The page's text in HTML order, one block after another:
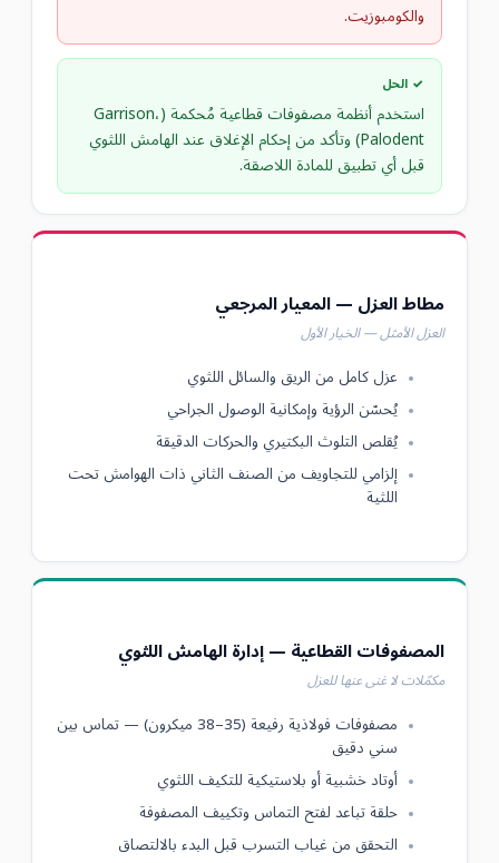
والكومبوزيت.
✓ الحل
استخدم أنظمة مصفوفات قطاعية مُحكمة (Garrison،
Palodent) وتأكد من إحكام الإغلاق عند الهامش اللثوي
قبل أي تطبيق للمادة اللاصقة.
مطاط العزل — المعيار المرجعي
العزل الأمثل — الخيار الأول
عزل كامل من الريق والسائل اللثوي
يُحسّن الرؤية وإمكانية الوصول الجراحي
يُقلص التلوث البكتيري والحركات الدقيقة
إلزامي للتجاويف من الصنف الثاني ذات الهوامش تحت
اللثية
المصفوفات القطاعية — إدارة الهامش اللثوي
مكمّلات لا غنى عنها للعزل
مصفوفات فولاذية رفيعة (35–38 ميكرون) — تماس بين
سني دقيق
أوتاد خشبية أو بلاستيكية للتكيف اللثوي
حلقة تباعد لفتح التماس وتكييف المصفوفة
التحقق من غياب التسرب قبل البدء بالالتصاق